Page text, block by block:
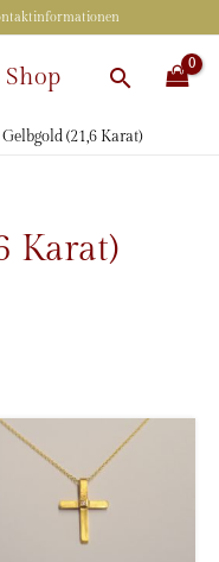
Shop Suchen
(21,6 Karat)
Karat)